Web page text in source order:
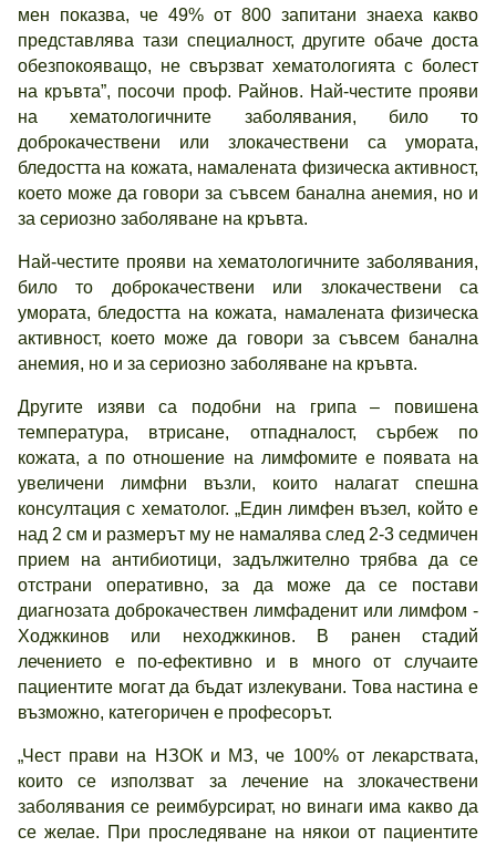
мен показва, че 49% от 800 запитани знаеха какво
представлява тази специалност, другите обаче доста
обезпокояващо, не свързват хематологията с болест
на кръвта”, посочи проф. Райнов. Най-честите прояви
на хематологичните заболявания, било то
доброкачествени или злокачествени са умората,
бледостта на кожата, намалената физическа активност,
което може да говори за съвсем банална анемия, но и
за сериозно заболяване на кръвта.
Най-честите прояви на хематологичните заболявания,
било то доброкачествени или злокачествени са
умората, бледостта на кожата, намалената физическа
активност, което може да говори за съвсем банална
анемия, но и за сериозно заболяване на кръвта.
Другите изяви са подобни на грипа – повишена
температура, втрисане, отпадналост, сърбеж по
кожата, а по отношение на лимфомите е появата на
увеличени лимфни възли, които налагат спешна
консултация с хематолог. „Един лимфен възел, който е
над 2 см и размерът му не намалява след 2-3 седмичен
прием на антибиотици, задължително трябва да се
отстрани оперативно, за да може да се постави
диагнозата доброкачествен лимфаденит или лимфом -
Ходжкинов или неходжкинов. В ранен стадий
лечението е по-ефективно и в много от случаите
пациентите могат да бъдат излекувани. Това настина е
възможно, категоричен е професорът.
„Чест прави на НЗОК и МЗ, че 100% от лекарствата,
които се използват за лечение на злокачествени
заболявания се реимбурсират, но винаги има какво да
се желае. При проследяване на някои от пациентите